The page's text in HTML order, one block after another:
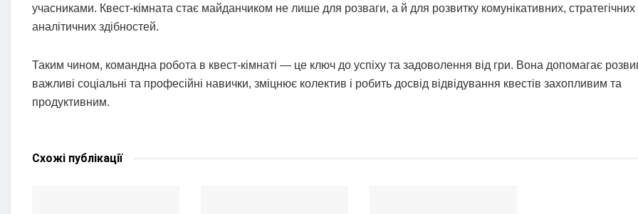
учасниками. Квест-кімната стає майданчиком не лише для розваги, а й для розвитку комунікативних, стратегічних
аналітичних здібностей.
Таким чином, командна робота в квест-кімнаті — це ключ до успіху та задоволення від гри. Вона допомагає
важливі соціальні та професійні навички, зміцнює колектив і робить досвід відвідування квестів захопливим та
продуктивним.
Схожі публікації